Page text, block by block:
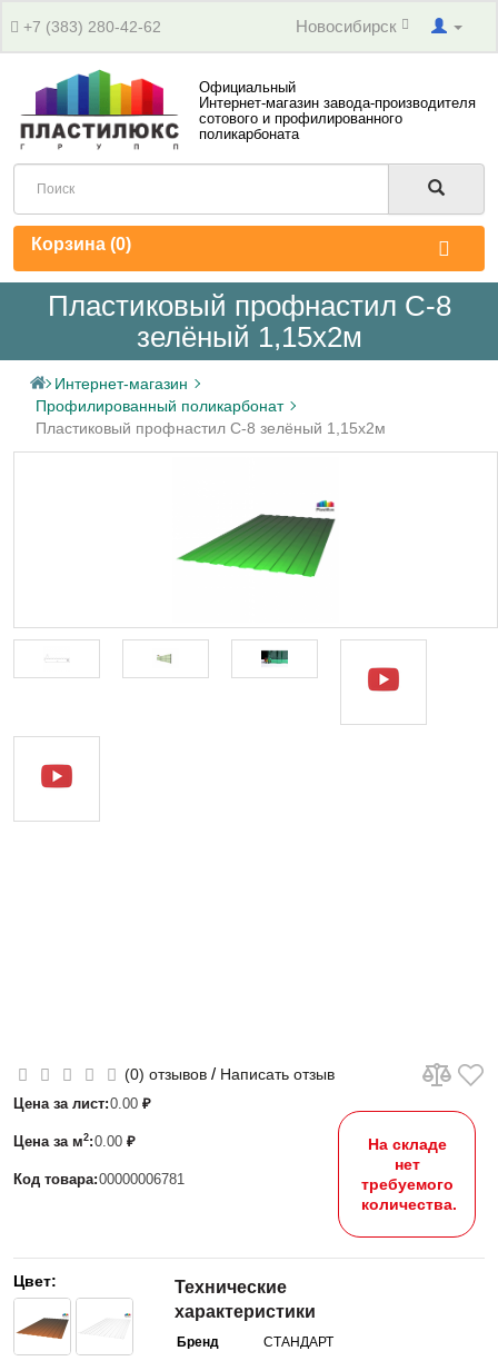
+7 (383) 280-42-62 Новосибирск
Официальный
Интернет-магазин завода-производителя
сотового и профилированного
поликарбоната
Корзина (0)
Пластиковый профнастил С-8
зелёный 1,15х2м
Интернет-магазин
Профилированный поликарбонат
Пластиковый профнастил С-8 зелёный 1,15х2м
(0) отзывов / Написать отзыв
Цена за лист:0.00 ₽
Цена за м2:0.00 ₽
Код товара:00000006781
На складе
нет
требуемого
количества.
Цвет:
Технические
характеристики
Бренд СТАНДАРТ